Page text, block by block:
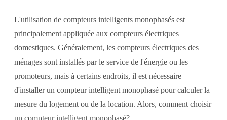
L'utilisation de compteurs intelligents monophasés est
principalement appliquée aux compteurs électriques
domestiques. Généralement, les compteurs électriques des
ménages sont installés par le service de l'énergie ou les
promoteurs, mais à certains endroits, il est nécessaire
d'installer un compteur intelligent monophasé pour calculer la
mesure du logement ou de la location. Alors, comment choisir
un compteur intelligent monophasé?